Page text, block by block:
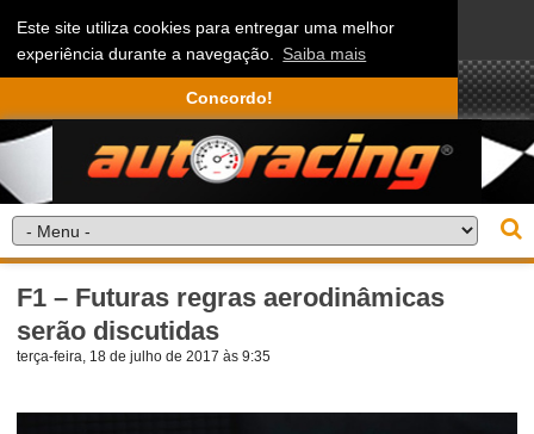
Este site utiliza cookies para entregar uma melhor
experiência durante a navegação. Saiba mais
Concordo!
F1 – Futuras regras aerodinâmicas
serão discutidas
terça-feira, 18 de julho de 2017 às 9:35